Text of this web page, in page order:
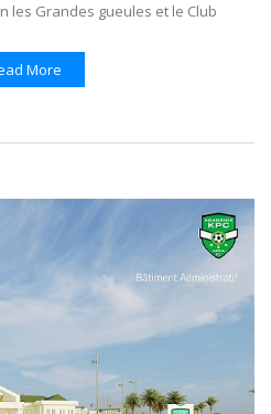
les Grandes gueules et le Club
More